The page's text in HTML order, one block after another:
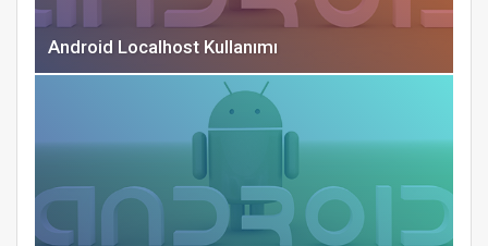
Android Localhost Kullanımı